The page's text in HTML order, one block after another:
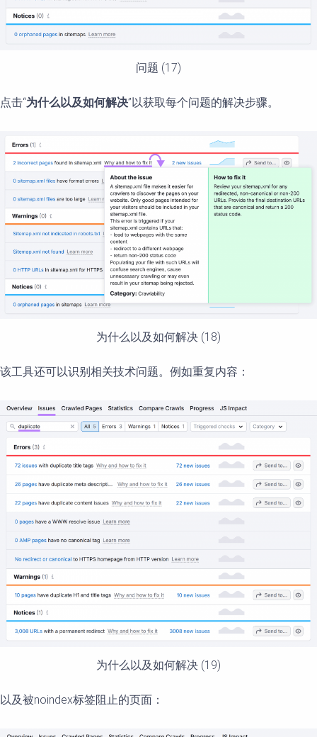
问题 (17)
点击“为什么以及如何解决”以获取每个问题的解决步骤。
为什么以及如何解决 (18)
该工具还可以识别相关技术问题。例如重复内容：
为什么以及如何解决 (19)
以及被noindex标签阻止的页面：